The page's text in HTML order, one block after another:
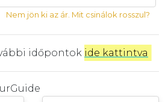
Nem jön ki az ár. Mit csinálok rosszul?
időpontok ide kattintva